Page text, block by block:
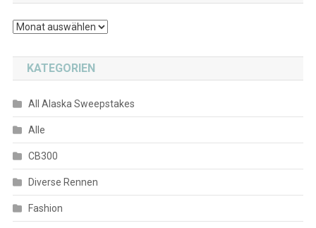
Archiv
KATEGORIEN
All Alaska Sweepstakes
Alle
CB300
Diverse Rennen
Fashion